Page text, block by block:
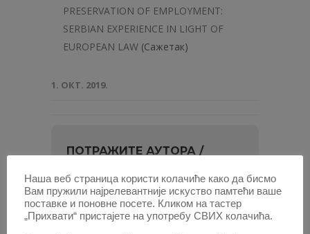
PRESERVATION OF EMPLOYMENT:
SERBIAN EXPERIENCE IN LIGHT OF
EUROPEAN LAW (Сажетак)
1. ОКТ. 2019.
ПОТРАЖИТЕ АУТОРА /
Унесите
име
и
или најмање два слова, па изаберите
Наша веб страница користи колачиће како да бисмо
Вам пружили најрелевантније искуство памтећи ваше
поставке и поновне посете. Кликом на тастер
„Прихвати“ пристајете на употребу СВИХ колачића.